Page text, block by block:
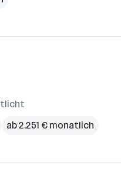
ab 2.251 € monatlich